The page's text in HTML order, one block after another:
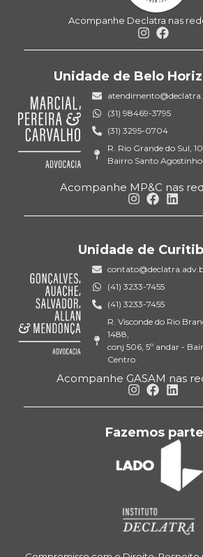
Acompanhe Declatra nas
Unidade de Belo
(31) 98469-3795
(31) 3295-0704
R. Rio Grande do Sul,
Bairro Santo Agostinho
Acompanhe MP&C nas
Unidade de
(41) 3233-7455
(41) 3233-7455
R. Visconde do Rio
1488,
conj 506, 5º andar -
Centro
Acompanhe GASAM nas
Fazemos